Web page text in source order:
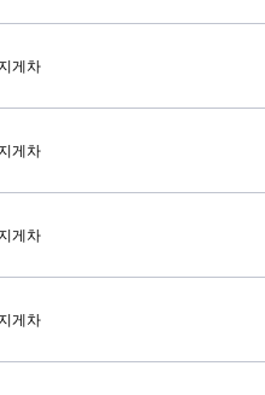
게차
게차
게차
게차